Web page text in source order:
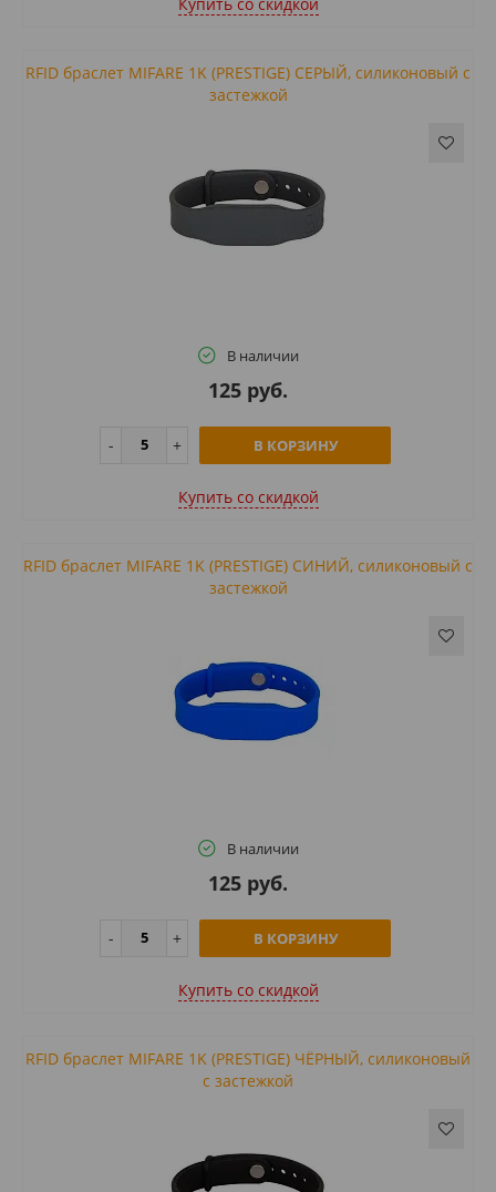
RFID браслет MIFARE 1K (PRESTIGE) СЕРЫЙ, силиконовый с
застежкой
В наличии
125 руб.
В КОРЗИНУ
Купить cо скидкой
RFID браслет MIFARE 1K (PRESTIGE) СИНИЙ, силиконовый с
застежкой
В наличии
125 руб.
В КОРЗИНУ
Купить cо скидкой
RFID браслет MIFARE 1K (PRESTIGE) ЧЁРНЫЙ, силиконовый
с застежкой